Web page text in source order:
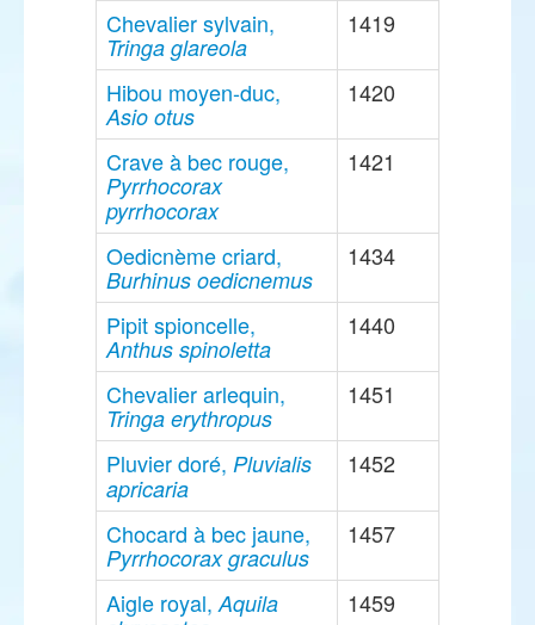
Chevalier sylvain,
Tringa glareola
1419
Hibou moyen-duc,
Asio otus
1420
Crave à bec rouge,
Pyrrhocorax
pyrrhocorax
1421
Oedicnème criard,
Burhinus oedicnemus
1434
Pipit spioncelle,
Anthus spinoletta
1440
Chevalier arlequin,
Tringa erythropus
1451
Pluvier doré, Pluvialis
apricaria
1452
Chocard à bec jaune,
Pyrrhocorax graculus
1457
Aigle royal,Aquila
1459